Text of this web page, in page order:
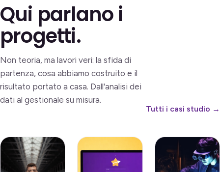
Qui parlano i
progetti.
Non teoria, ma lavori veri: la sfida di
partenza, cosa abbiamo costruito e il
risultato portato a casa. Dall'analisi dei
dati al gestionale su misura.
Tutti i casi studio →